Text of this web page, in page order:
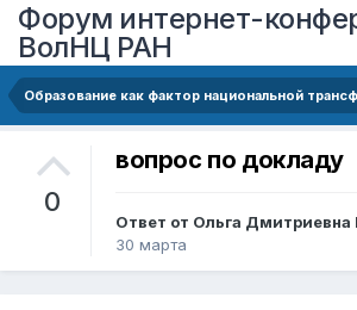
Форум интернет-
ВолНЦ РАН
0
вопрос по докладу
Ответ от Ольга Дмитриевна
30 марта